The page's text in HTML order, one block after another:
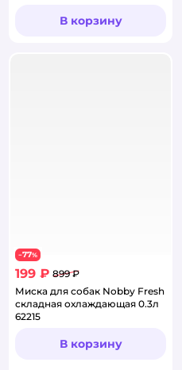
В корзину
−77%
199 ₽ 899 ₽
Миска для собак Nobby Fresh
складная охлаждающая 0.3л
62215
В корзину